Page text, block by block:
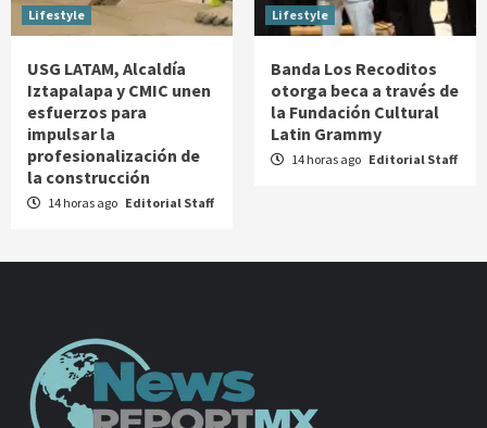
Lifestyle
USG LATAM, Alcaldía
Iztapalapa y CMIC unen
esfuerzos para
impulsar la
profesionalización de
la construcción
14 horas ago Editorial Staff
Lifestyle
Banda Los Recoditos
otorga beca a través de
la Fundación Cultural
Latin Grammy
14 horas ago Editorial Staff